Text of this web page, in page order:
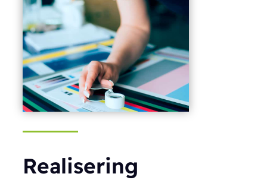
Realisering